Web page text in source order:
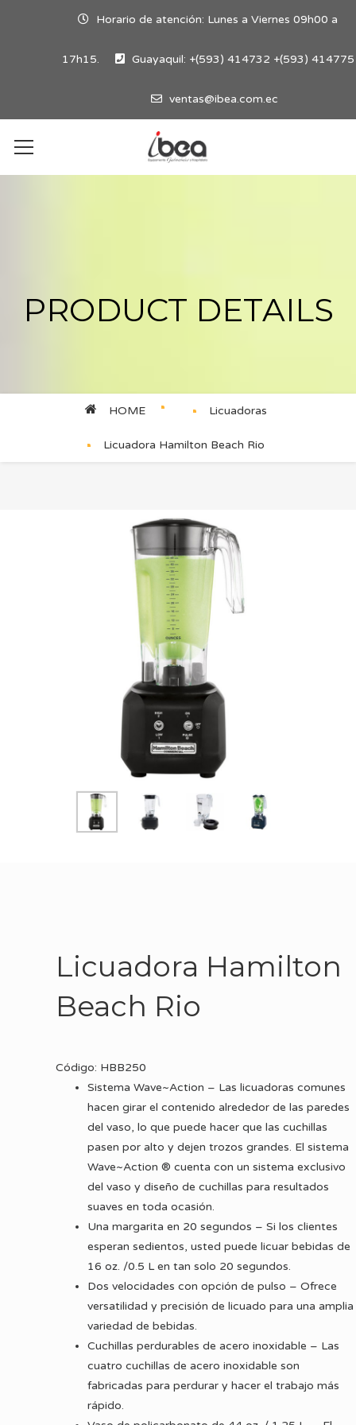
Horario de atención: Lunes a Viernes 09h00 a
17h15. Guayaquil: +(593) 414732 +(593) 414775
ventas@ibea.com.ec
PRODUCT DETAILS
HOME Licuadoras
Licuadora Hamilton Beach Rio
Licuadora Hamilton
Beach Rio
Código: HBB250
Sistema Wave~Action – Las licuadoras comunes
hacen girar el contenido alrededor de las paredes
del vaso, lo que puede hacer que las cuchillas
pasen por alto y dejen trozos grandes. El sistema
Wave~Action ® cuenta con un sistema exclusivo
del vaso y diseño de cuchillas para resultados
suaves en toda ocasión.
Una margarita en 20 segundos – Si los clientes
esperan sedientos, usted puede licuar bebidas de
16 oz. /0.5 L en tan solo 20 segundos.
Dos velocidades con opción de pulso – Ofrece
versatilidad y precisión de licuado para una amplia
variedad de bebidas.
Cuchillas perdurables de acero inoxidable – Las
cuatro cuchillas de acero inoxidable son
fabricadas para perdurar y hacer el trabajo más
rápido.